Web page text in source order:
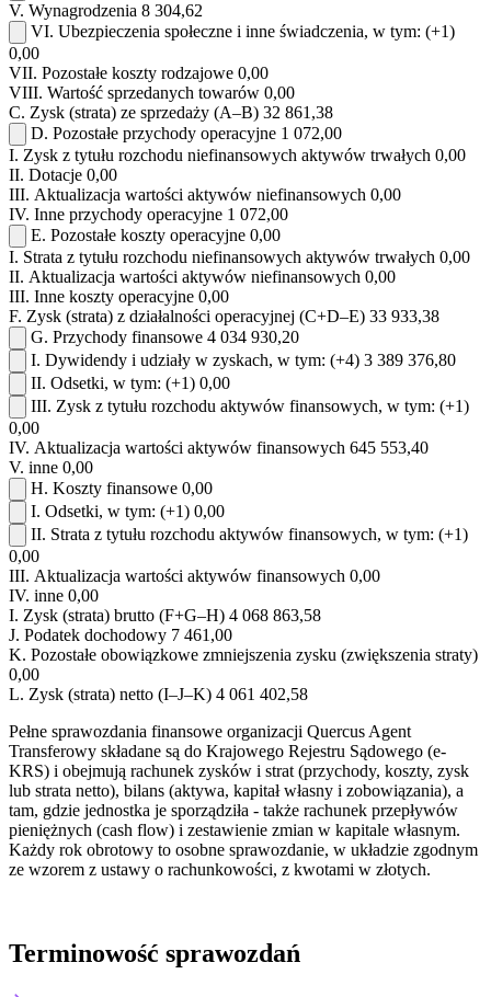
V. Wynagrodzenia 8 304,62
VI. Ubezpieczenia społeczne i inne świadczenia, w tym: (+1)
0,00
VII. Pozostałe koszty rodzajowe 0,00
VIII. Wartość sprzedanych towarów 0,00
C. Zysk (strata) ze sprzedaży (A–B) 32 861,38
D. Pozostałe przychody operacyjne 1 072,00
I. Zysk z tytułu rozchodu niefinansowych aktywów trwałych 0,00
II. Dotacje 0,00
III. Aktualizacja wartości aktywów niefinansowych 0,00
IV. Inne przychody operacyjne 1 072,00
E. Pozostałe koszty operacyjne 0,00
I. Strata z tytułu rozchodu niefinansowych aktywów trwałych 0,00
II. Aktualizacja wartości aktywów niefinansowych 0,00
III. Inne koszty operacyjne 0,00
F. Zysk (strata) z działalności operacyjnej (C+D–E) 33 933,38
G. Przychody finansowe 4 034 930,20
I. Dywidendy i udziały w zyskach, w tym: (+4) 3 389 376,80
II. Odsetki, w tym: (+1) 0,00
III. Zysk z tytułu rozchodu aktywów finansowych, w tym: (+1)
0,00
IV. Aktualizacja wartości aktywów finansowych 645 553,40
V. inne 0,00
H. Koszty finansowe 0,00
I. Odsetki, w tym: (+1) 0,00
II. Strata z tytułu rozchodu aktywów finansowych, w tym: (+1)
0,00
III. Aktualizacja wartości aktywów finansowych 0,00
IV. inne 0,00
I. Zysk (strata) brutto (F+G–H) 4 068 863,58
J. Podatek dochodowy 7 461,00
K. Pozostałe obowiązkowe zmniejszenia zysku (zwiększenia straty)
0,00
L. Zysk (strata) netto (I–J–K) 4 061 402,58
Pełne sprawozdania finansowe organizacji Quercus Agent
Transferowy składane są do Krajowego Rejestru Sądowego (e-
KRS) i obejmują rachunek zysków i strat (przychody, koszty, zysk
lub strata netto), bilans (aktywa, kapitał własny i zobowiązania), a
tam, gdzie jednostka je sporządziła - także rachunek przepływów
pieniężnych (cash flow) i zestawienie zmian w kapitale własnym.
Każdy rok obrotowy to osobne sprawozdanie, w układzie zgodnym
ze wzorem z ustawy o rachunkowości, z kwotami w złotych.
Terminowość sprawozdań